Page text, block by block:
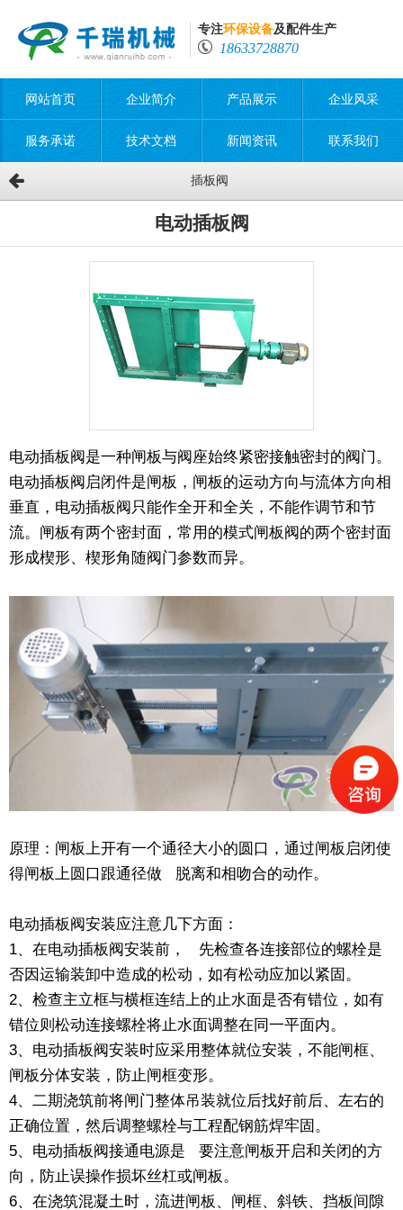
专注环保设备及配件生产
18633728870
网站首页 企业简介 产品展示 企业风采
服务承诺 技术文档 新闻资讯 联系我们
插板阀
电动插板阀
电动插板阀是一种闸板与阀座始终紧密接触密封的阀门。
电动插板阀启闭件是闸板，闸板的运动方向与流体方向相
垂直，电动插板阀只能作全开和全关，不能作调节和节
流。闸板有两个密封面，常用的模式闸板阀的两个密封面
形成楔形、楔形角随阀门参数而异。
原理：闸板上开有一个通径大小的圆口，通过闸板启闭使
得闸板上圆口跟通径做 脱离和相吻合的动作。
电动插板阀安装应注意几下方面：
1、在电动插板阀安装前， 先检查各连接部位的螺栓是
否因运输装卸中造成的松动，如有松动应加以紧固。
2、检查主立框与横框连结上的止水面是否有错位，如有
错位则松动连接螺栓将止水面调整在同一平面内。
3、电动插板阀安装时应采用整体就位安装，不能闸框、
闸板分体安装，防止闸框变形。
4、二期浇筑前将闸门整体吊装就位后找好前后、左右的
正确位置，然后调整螺栓与工程配钢筋焊牢固。
5、电动插板阀接通电源是 要注意闸板开启和关闭的方
向，防止误操作损坏丝杠或闸板。
6、在浇筑混凝土时，流进闸板、闸框、斜铁、挡板间隙